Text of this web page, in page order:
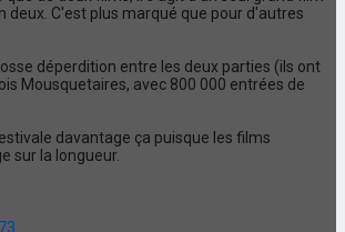
deux. C'est plus marqué que pour d'autres
déperdition entre les deux parties (ils ont
Mousquetaires, avec 800 000 entrées de
davantage ça puisque les films
sur la longueur.